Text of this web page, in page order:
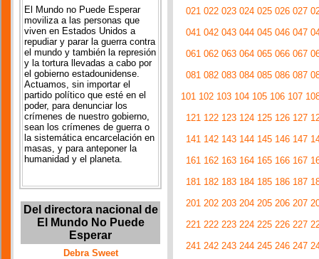
El Mundo no Puede Esperar
moviliza a las personas que
viven en Estados Unidos a
repudiar y parar la guerra contra
el mundo y también la represión
y la tortura llevadas a cabo por
el gobierno estadounidense.
Actuamos, sin importar el
partido político que esté en el
poder, para denunciar los
crímenes de nuestro gobierno,
sean los crímenes de guerra o
la sistemática encarcelación en
masas, y para anteponer la
humanidad y el planeta.
Del directora nacional de
El Mundo No Puede
Esperar
Debra Sweet
021 022 023 024 025 026 027
041 042 043 044 045 046 047
061 062 063 064 065 066 067
081 082 083 084 085 086 087
101 102 103 104 105 106 107
121 122 123 124 125 126 127
141 142 143 144 145 146 147
161 162 163 164 165 166 167
181 182 183 184 185 186 187
201 202 203 204 205 206 207
221 222 223 224 225 226 227
241 242 243 244 245 246 247